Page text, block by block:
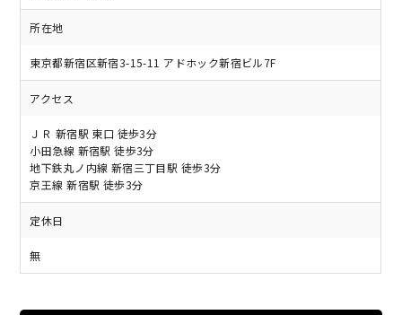
所在地
東京都新宿区新宿3-15-11 アドホック新宿ビル7F
アクセス
ＪＲ 新宿駅 東口 徒歩3分
小田急線 新宿駅 徒歩3分
地下鉄丸ノ内線 新宿三丁目駅 徒歩3分
京王線 新宿駅 徒歩3分
定休日
無